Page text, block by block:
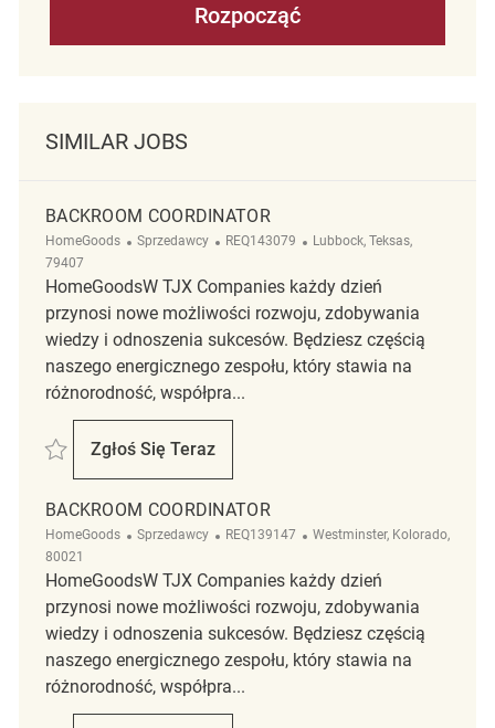
Rozpocząć
SIMILAR JOBS
BACKROOM COORDINATOR
HomeGoods Kategoria
Sprzedawcy ReqId
REQ143079 Lokalizacja
Lubbock, Teksas,
79407
HomeGoodsW TJX Companies każdy dzień
przynosi nowe możliwości rozwoju, zdobywania
wiedzy i odnoszenia sukcesów. Będziesz częścią
naszego energicznego zespołu, który stawia na
różnorodność, współpra...
Zapisać Backroom Coordinator REQ143079
Zgłoś Się Teraz
Backroom Coordinator
BACKROOM COORDINATOR
HomeGoods Kategoria
Sprzedawcy ReqId
REQ139147 Lokalizacja
Westminster, Kolorado,
80021
HomeGoodsW TJX Companies każdy dzień
przynosi nowe możliwości rozwoju, zdobywania
wiedzy i odnoszenia sukcesów. Będziesz częścią
naszego energicznego zespołu, który stawia na
różnorodność, współpra...